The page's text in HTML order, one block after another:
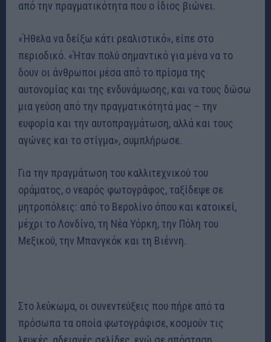
από την πραγματικότητα που ο ίδιος βιώνει.
«Ήθελα να δείξω κάτι ρεαλιστικό», είπε στο
περιοδικό. «Ήταν πολύ σημαντικό για μένα να το
δουν οι άνθρωποι μέσα από το πρίσμα της
αυτονομίας και της ενδυνάμωσης, και να τους δώσω
μια γεύση από την πραγματικότητά μας – την
ευφορία και την αυτοπραγμάτωση, αλλά και τους
αγώνες και το στίγμα», συμπλήρωσε.
Για την πραγμάτωση του καλλιτεχνικού του
οράματος, ο νεαρός φωτογράφος, ταξίδεψε σε
μητροπόλεις: από το Βερολίνο όπου και κατοικεί,
μέχρι το Λονδίνο, τη Νέα Υόρκη, την Πόλη του
Μεξικού, την Μπανγκόκ και τη Βιέννη.
Στο λεύκωμα, οι συνεντεύξεις που πήρε από τα
πρόσωπα τα οποία φωτογράφισε, κοσμούν τις